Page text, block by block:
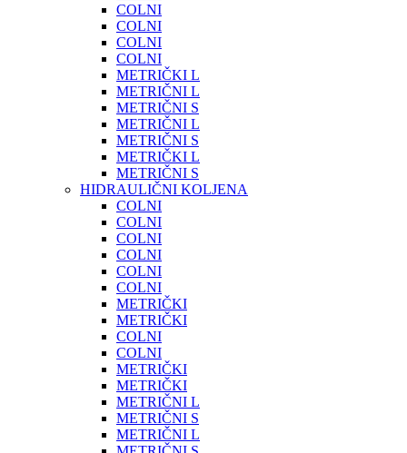
COLNI
COLNI
COLNI
COLNI
METRIČKI L
METRIČNI L
METRIČNI S
METRIČNI L
METRIČNI S
METRIČKI L
METRIČNI S
HIDRAULIČNI KOLJENA
COLNI
COLNI
COLNI
COLNI
COLNI
COLNI
METRIČKI
METRIČKI
COLNI
COLNI
METRIČKI
METRIČKI
METRIČNI L
METRIČNI S
METRIČNI L